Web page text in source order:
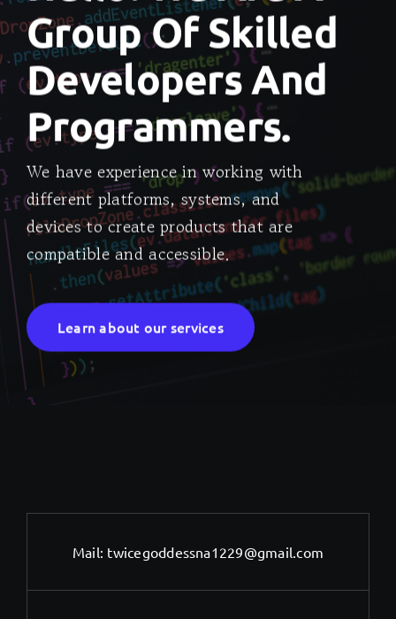
Group Of Skilled
Developers And
Programmers.
We have experience in working with
different platforms, systems, and
devices to create products that are
compatible and accessible.
Learn about our services
Mail: twicegoddessna1229@gmail.com